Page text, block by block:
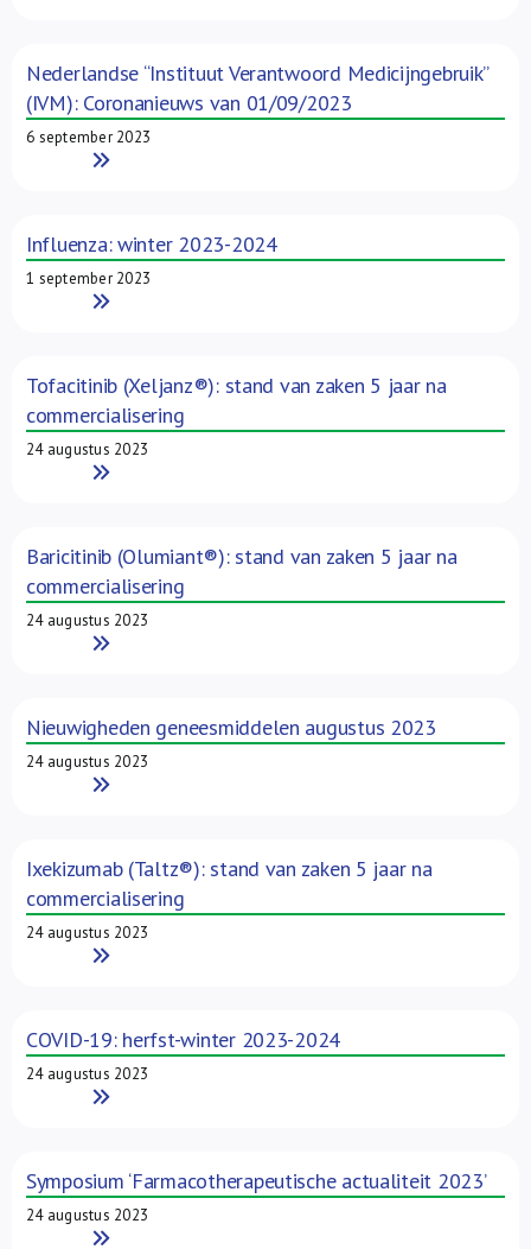
Nederlandse “Instituut Verantwoord Medicijngebruik”
(IVM): Coronanieuws van 01/09/2023
6 september 2023
Read More
Influenza: winter 2023-2024
1 september 2023
Read More
Tofacitinib (Xeljanz®): stand van zaken 5 jaar na
commercialisering
24 augustus 2023
Read More
Baricitinib (Olumiant®): stand van zaken 5 jaar na
commercialisering
24 augustus 2023
Read More
Nieuwigheden geneesmiddelen augustus 2023
24 augustus 2023
Read More
Ixekizumab (Taltz®): stand van zaken 5 jaar na
commercialisering
24 augustus 2023
Read More
COVID-19: herfst-winter 2023-2024
24 augustus 2023
Read More
Symposium ‘Farmacotherapeutische actualiteit 2023’
24 augustus 2023
Read More